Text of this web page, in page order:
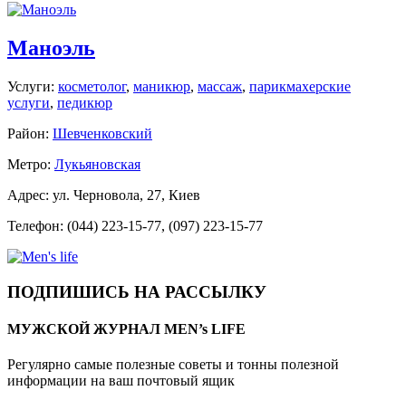
Маноэль
Услуги: косметолог, маникюр, массаж, парикмахерские
услуги, педикюр
Район: Шевченковский
Метро: Лукьяновская
Адрес: ул. Черновола, 27, Киев
Телефон: (044) 223-15-77, (097) 223-15-77
ПОДПИШИСЬ НА РАССЫЛКУ
МУЖСКОЙ ЖУРНАЛ MEN’s LIFE
Регулярно самые полезные советы и тонны полезной
информации на ваш почтовый ящик